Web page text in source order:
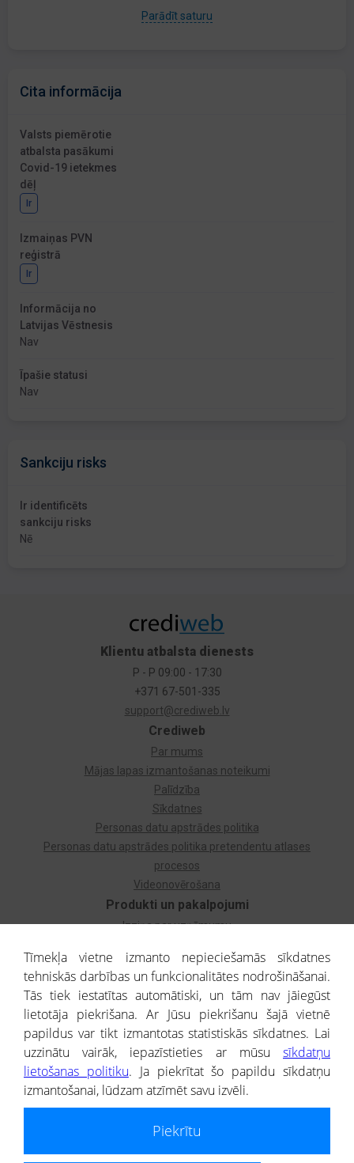
Parādīt saturu
Cita informācija
Valsts piemērotie
atbalsta pasākumi
Covid-19 ietekmes
dēļ
Ir
Izmaiņas PVN
reģistrā
Ir
Informācija no
Latvijas Vēstnesis
Nav
Īpašie statusi
Nav
Sankciju risks
Ir identificēts
sankciju risks
Nē
Produkti un pakalpojumi
Izziņa par uzņēmumu
Dzimtas koks
Uzņēmumu atlase
Monitorings
Kredītizziņa par ārvalstu uzņēmumiem
Crediweb
Par mums
Mājas lapas izmantošanas noteikumi
Palīdzība
Sīkdatnes
Personas datu apstrādes politika
Personas datu apstrādes politika pretendentu atlases
procesos
Videonovērošana
Klientu atbalsta dienests
P - P 09:00 - 17:30
+371 67-501-335
support@crediweb.lv
® CREDITREFORM Latvija
SIA
Portāla ietvaros saņemtajai informācijai ir uzziņas raksturs, un tai nav
Tīmekļa vietne izmanto nepieciešamās sīkdatnes
tehniskās darbības un funkcionalitātes nodrošināšanai.
Tās tiek iestatītas automātiski, un tām nav jāiegūst
lietotāja piekrišana. Ar Jūsu piekrišanu šajā vietnē
papildus var tikt izmantotas statistiskās sīkdatnes. Lai
uzzinātu vairāk, iepazīstieties ar mūsu sīkdatņu
lietošanas politiku. Ja piekrītat šo papildu sīkdatņu
izmantošanai, lūdzam atzīmēt savu izvēli.
Piekrītu